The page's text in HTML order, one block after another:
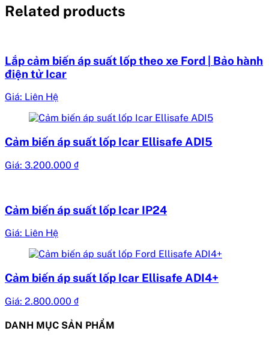
Related products
Lắp cảm biến áp suất lốp theo xe Ford | Bảo hành
điện tử Icar
Giá: Liên Hệ
Cảm biến áp suất lốp Icar Ellisafe ADI5
Giá: 3.200.000 ₫
Cảm biến áp suất lốp Icar IP24
Giá: Liên Hệ
Cảm biến áp suất lốp Icar Ellisafe ADI4+
Giá: 2.800.000 ₫
DANH MỤC SẢN PHẨM